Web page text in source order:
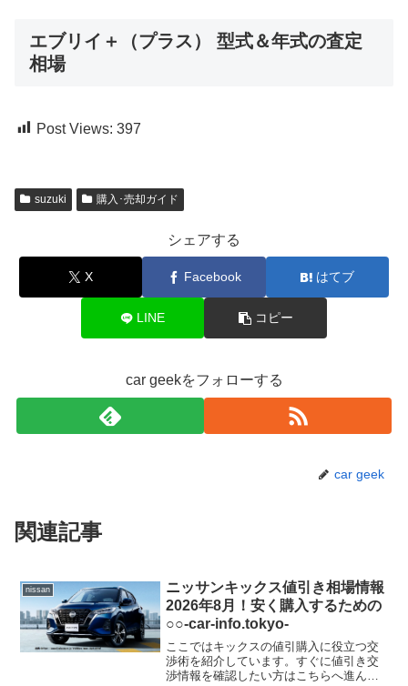
エブリイ＋（プラス） 型式＆年式の査定
相場
Post Views: 397
suzuki 購入･売却ガイド
シェアする
X Facebook はてブ
LINE コピー
car geekをフォローする
car geek
関連記事
nissan
ニッサンキックス値引き相場情報
2026年8月！安く購入するための
○○-car-info.tokyo-
ここではキックスの値引購入に役立つ交
渉術を紹介しています。すぐに値引き交
渉情報を確認したい方はこちらへ進んで